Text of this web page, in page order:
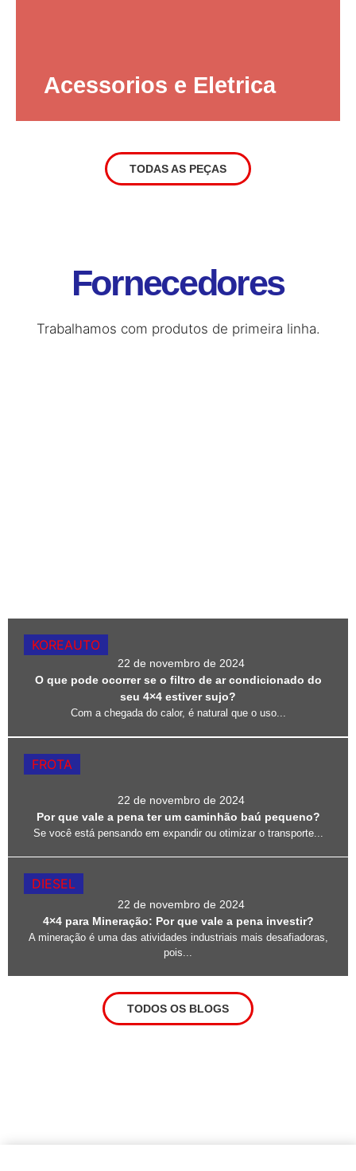
Acessorios e Eletrica
TODAS AS PEÇAS
Fornecedores
Trabalhamos com produtos de primeira linha.
KOREAUTO
22 de novembro de 2024
O que pode ocorrer se o filtro de ar condicionado do
seu 4×4 estiver sujo?
Com a chegada do calor, é natural que o uso...
FROTA
22 de novembro de 2024
Por que vale a pena ter um caminhão baú pequeno?
Se você está pensando em expandir ou otimizar o transporte...
DIESEL
22 de novembro de 2024
4×4 para Mineração: Por que vale a pena investir?
A mineração é uma das atividades industriais mais desafiadoras,
pois...
TODOS OS BLOGS